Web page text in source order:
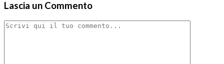
Lascia un Commento